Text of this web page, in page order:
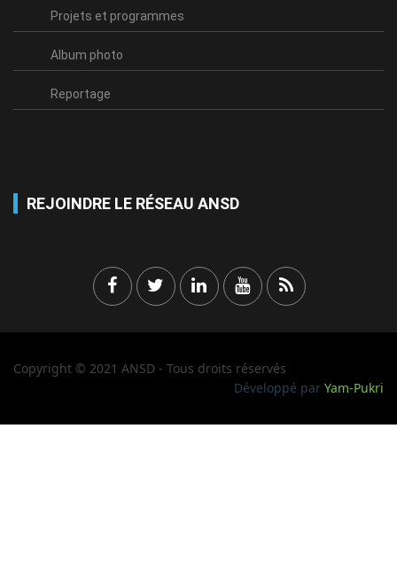
Projets et programmes
Album photo
Reportage
REJOINDRE LE RÉSEAU ANSD
Copyright © 2021 ANSD - Tous droits réservés
Développé par Yam-Pukri